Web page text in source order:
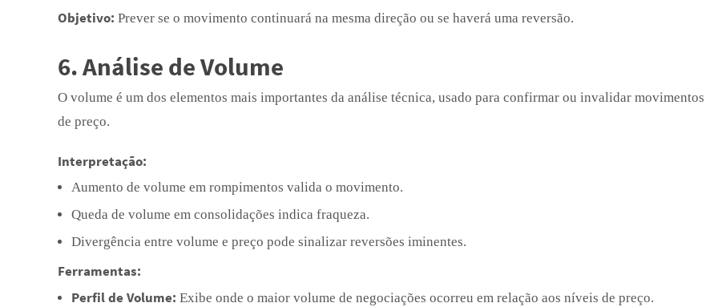
Objetivo: Prever se o movimento continuará na mesma direção ou se haverá uma reversão.
6. Análise de Volume
O volume é um dos elementos mais importantes da análise técnica, usado para confirmar ou invalidar movimentos
de preço.
Interpretação:
Aumento de volume em rompimentos valida o movimento.
Queda de volume em consolidações indica fraqueza.
Divergência entre volume e preço pode sinalizar reversões iminentes.
Ferramentas:
Perfil de Volume: Exibe onde o maior volume de negociações ocorreu em relação aos níveis de preço.